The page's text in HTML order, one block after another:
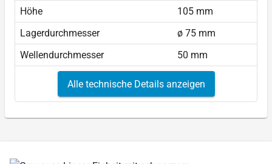
Höhe
105 mm
Lagerdurchmesser
ø 75 mm
Wellendurchmesser
50 mm
Alle technische Details anzeigen